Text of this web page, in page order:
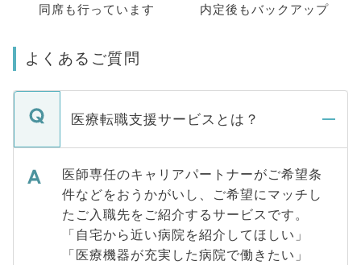
同席も行っています
内定後もバックアップ
よくあるご質問
医療転職支援サービスとは？
医師専任のキャリアパートナーがご希望条
件などをおうかがいし、ご希望にマッチし
たご入職先をご紹介するサービスです。
「自宅から近い病院を紹介してほしい」
「医療機器が充実した病院で働きたい」